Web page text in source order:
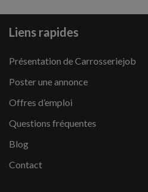
Liens rapides
Présentation de Carrosseriejob
Poster une annonce
Offres d’emploi
Questions fréquentes
Blog
Contact